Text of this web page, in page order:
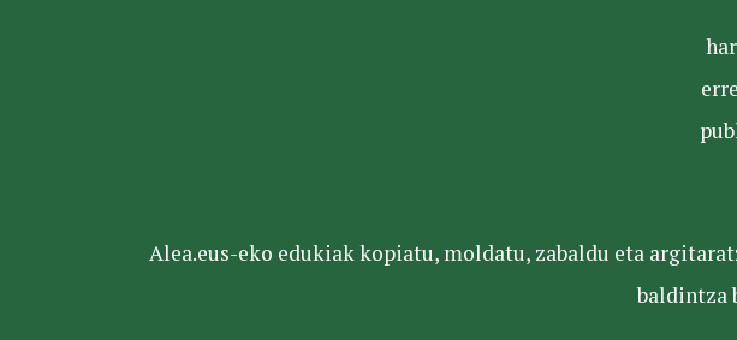
Alea.eus-eko edukiak kopiatu, moldatu, zabaldu eta
baldintza